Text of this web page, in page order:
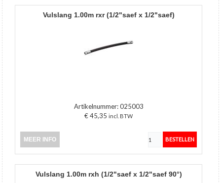
vulslang 1.00m rxr (1/2"saef x 1/2"saef)
Artikelnummer:025003
€ 45,35 incl. BTW
MEER INFO
vulslang 1.00m rxh (1/2"saef x 1/2"saef 90°)